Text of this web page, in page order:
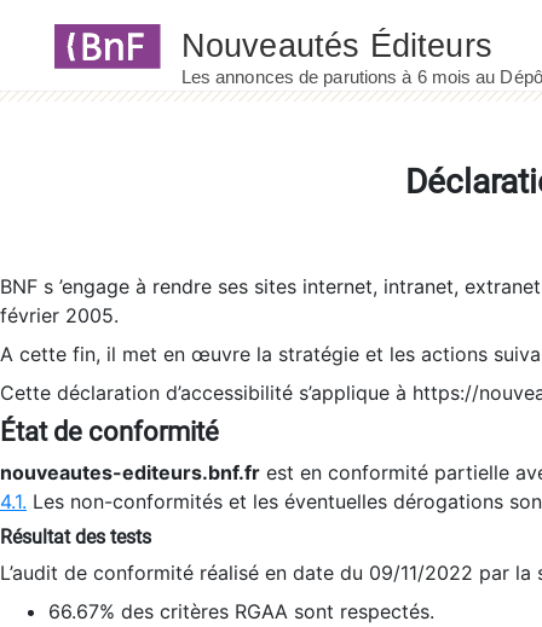
BNF s ’engage à rendre ses sites internet, intranet,
février 2005.
A cette fin, il met en œuvre la stratégie et les actions
Cette déclaration d’accessibilité s’applique à https://
État de conformité
nouveautes-editeurs.bnf.fr est en conformité partielle
4.1. Les non-conformités et les éventuelles dérogations
Résultat des tests
L’audit de conformité réalisé en date du 09/11/2022 par
66.67% des critères RGAA sont respectés.